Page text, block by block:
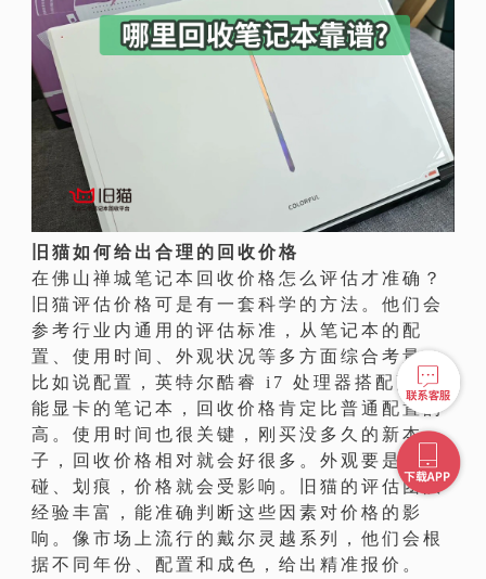
旧猫如何给出合理的回收价格
在佛山禅城笔记本回收价格怎么评估才准确？
旧猫评估价格可是有一套科学的方法。他们会
参考行业内通用的评估标准，从笔记本的配
置、使用时间、外观状况等多方面综合考量。
比如说配置，英特尔酷睿 i7 处理器搭配高性
能显卡的笔记本，回收价格肯定比普通配置的
高。使用时间也很关键，刚买没多久的新本
子，回收价格相对就会好很多。外观要是有磕
碰、划痕，价格就会受影响。旧猫的评估团队
经验丰富，能准确判断这些因素对价格的影
响。像市场上流行的戴尔灵越系列，他们会根
据不同年份、配置和成色，给出精准报价。